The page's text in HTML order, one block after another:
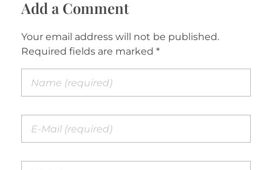
Add a Comment
Your email address will not be published.
Required fields are marked *